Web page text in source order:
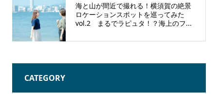
海と山が間近で撮れる！横須賀の絶景
ロケーションスポットを巡ってみた
vol.2 まるでラピュタ！？海上のフ...
CATEGORY